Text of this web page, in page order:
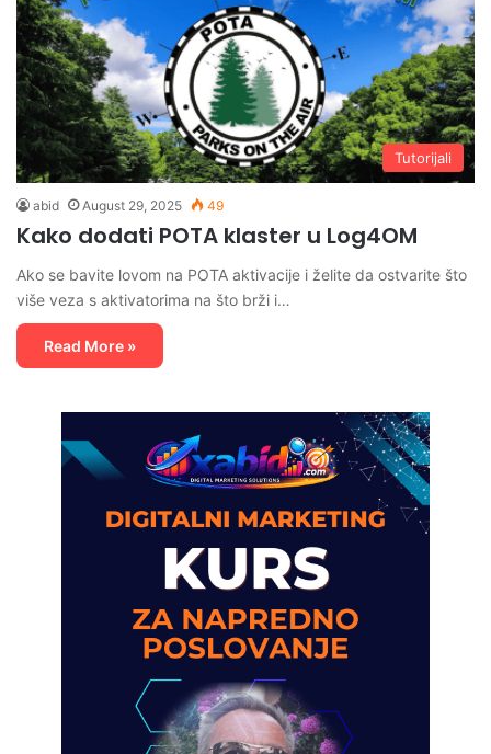
Tutorijali
abid August 29, 2025 49
Kako dodati POTA klaster u Log4OM
Ako se bavite lovom na POTA aktivacije i želite da ostvarite što
više veza s aktivatorima na što brži i…
Read More »